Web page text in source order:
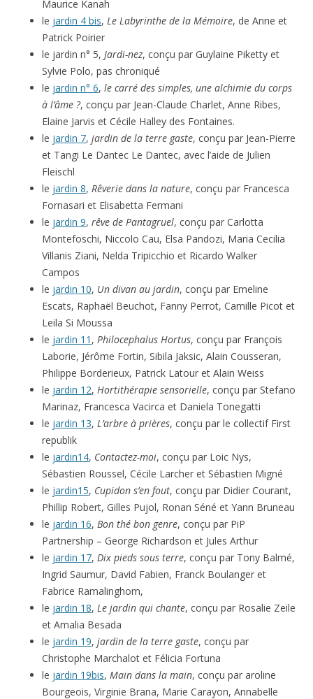
Maurice Kanah
le jardin 4 bis, Le Labyrinthe de la Mémoire, de Anne et
Patrick Poirier
le jardin n° 5, Jardi-nez, conçu par Guylaine Piketty et
Sylvie Polo, pas chroniqué
le jardin n° 6, le carré des simples, une alchimie du corps
à l’âme ?, conçu par Jean-Claude Charlet, Anne Ribes,
Elaine Jarvis et Cécile Halley des Fontaines.
le jardin 7, jardin de la terre gaste, conçu par Jean-Pierre
et Tangi Le Dantec Le Dantec, avec l’aide de Julien
Fleischl
le jardin 8, Rêverie dans la nature, conçu par Francesca
Fornasari et Elisabetta Fermani
le jardin 9, rêve de Pantagruel, conçu par Carlotta
Montefoschi, Niccolo Cau, Elsa Pandozi, Maria Cecilia
Villanis Ziani, Nelda Tripicchio et Ricardo Walker
Campos
le jardin 10, Un divan au jardin, conçu par Emeline
Escats, Raphaël Beuchot, Fanny Perrot, Camille Picot et
Leila Si Moussa
le jardin 11 , Philocephalus Hortus, conçu par François
Laborie, Jérôme Fortin, Sibila Jaksic, Alain Cousseran,
Philippe Borderieux, Patrick Latour et Alain Weiss
le jardin 12, Hortithérapie sensorielle, conçu par Stefano
Marinaz, Francesca Vacirca et Daniela Tonegatti
le jardin 13, L’arbre à prières, conçu par le collectif First
republik
le jardin14, Contactez-moi, conçu par Loic Nys,
Sébastien Roussel, Cécile Larcher et Sébastien Migné
le jardin15, Cupidon s’en fout, conçu par Didier Courant,
Phillip Robert, Gilles Pujol, Ronan Séné et Yann Bruneau
le jardin 16, Bon thé bon genre, conçu par PiP
Partnership – George Richardson et Jules Arthur
le jardin 17, Dix pieds sous terre, conçu par Tony Balmé,
Ingrid Saumur, David Fabien, Franck Boulanger et
Fabrice Ramalinghom,
le jardin 18, Le jardin qui chante, conçu par Rosalie Zeile
et Amalia Besada
le jardin 19, jardin de la terre gaste, conçu par
Christophe Marchalot et Félicia Fortuna
le jardin 19bis, Main dans la main, conçu par aroline
Bourgeois, Virginie Brana, Marie Carayon, Annabelle